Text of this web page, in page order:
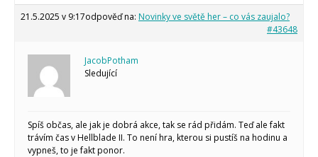
21.5.2025 v 9:17odpověď na: Novinky ve světě her – co vás zaujalo?
#43648
JacobPotham
Sledující
Spíš občas, ale jak je dobrá akce, tak se rád přidám. Teď ale fakt
trávím čas v Hellblade II. To není hra, kterou si pustíš na hodinu a
vypneš, to je fakt ponor.